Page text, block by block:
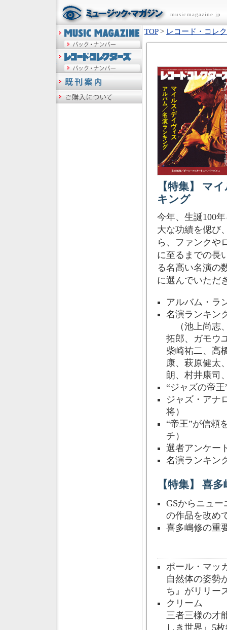
musicmagazine.jp
TOP> レコード・コレ
【特集】 マ
キング
今年、生誕100
大な功績を偲び
ら、ファンクや
に至るまでの長
る名高い名演の
に選んでいただ
アルバム・ラ
名演ランキン
（池上尚志
拓郎、ガモウ
柴崎祐二、高
康、萩原健太
朗、村井康司
“ジャズの帝
ジャズ・アナ
将）
“帝王”が信頼
チ）
選者アンケー
名演ランキン
【特集】 喜
GSからニュ
の作品を改め
喜多嶋修の重
ポール・マッ
自然体の姿勢
ち』がリリー
クリーム
三者三様の才
しき世界』5